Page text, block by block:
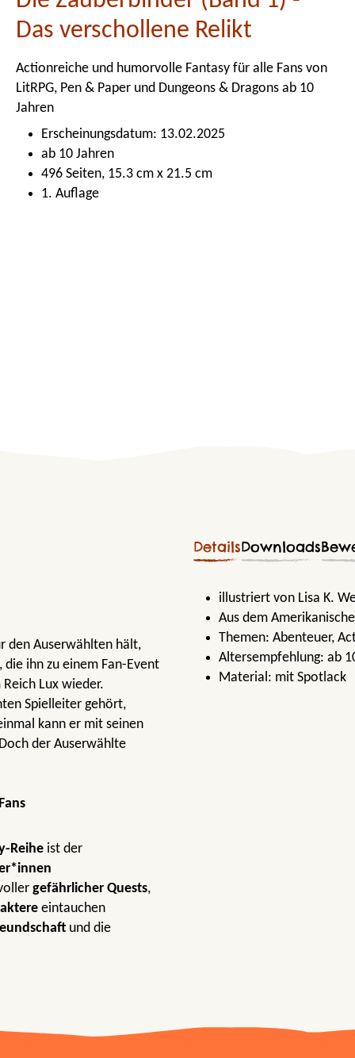
Das verschollene Relikt
Actionreiche und humorvolle Fantasy für alle Fans von
LitRPG, Pen & Paper und Dungeons & Dragons ab 10
Jahren
Erscheinungsdatum: 13.02.2025
ab 10 Jahren
496 Seiten, 15.3 cm x 21.5 cm
1. Auflage
den Auserwählten hält,
ihn zu einem Fan-Event
Lux wieder.
Spielleiter gehört,
kann er mit seinen
der Auserwählte
Reihe ist der
gefährlicher Quests,
eintauchen
und die
DetailsDownloads
illustriert von Lisa K.
Aus dem
Themen: Abenteuer,
Altersempfehlung: ab
Material: mit Spotlack